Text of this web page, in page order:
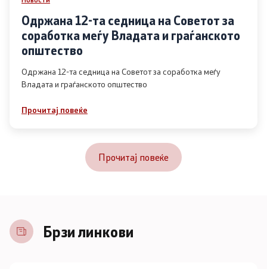
Одржана 12-та седница на Советот за
соработка меѓу Владата и граѓанското
општество
Одржана 12-та седница на Советот за соработка меѓу
Владата и граѓанското општество
Прочитај повеќе
Прочитај повеќе
Брзи линкови